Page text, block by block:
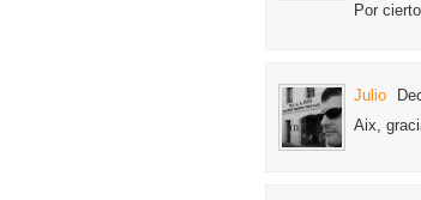
Por
Julio
Aix,